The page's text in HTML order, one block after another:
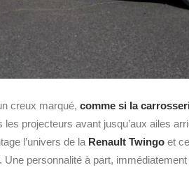
creux marqué, comme si la
les projecteurs avant jusqu’aux ailes
l’univers de la Renault Twingo et
. Une personnalité à part, immédiatement